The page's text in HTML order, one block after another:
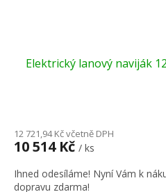
Elektrický lanový naviják
12 721,94 Kč včetně DPH
10 514 Kč / ks
Ihned odesíláme! Nyní Vám k
dopravu zdarma!